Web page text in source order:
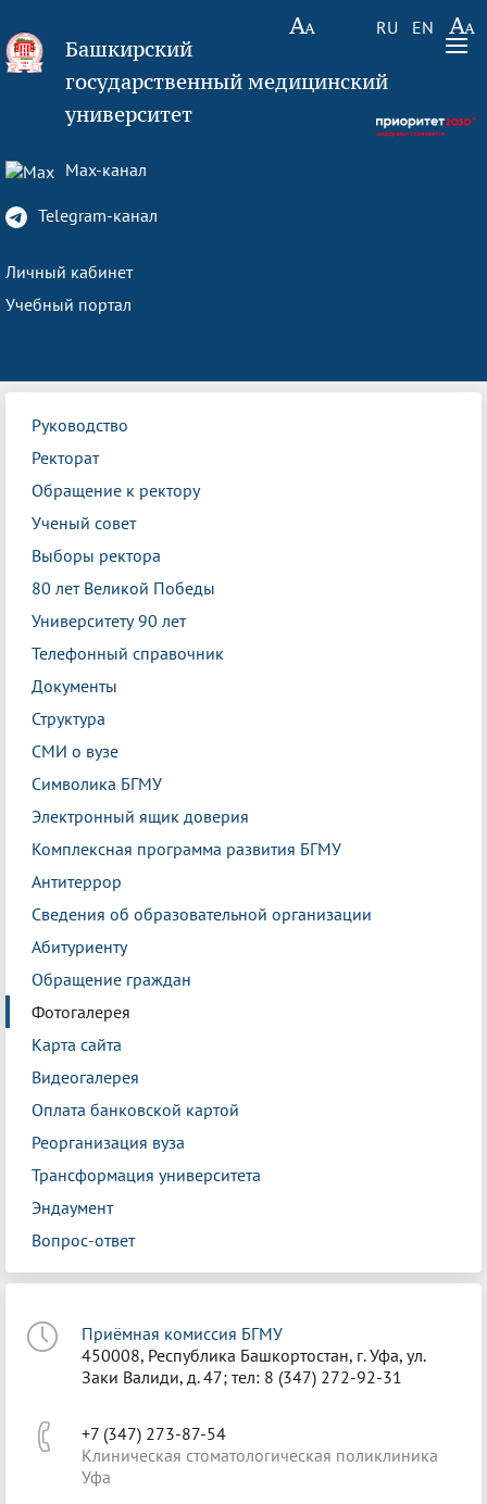
RU EN
Башкирский
государственный медицинский
университет
Max-канал
Telegram-канал
Личный кабинет
Учебный портал
Руководство
Ректорат
Обращение к ректору
Ученый совет
Выборы ректора
80 лет Великой Победы
Университету 90 лет
Телефонный справочник
Документы
Структура
СМИ о вузе
Символика БГМУ
Электронный ящик доверия
Комплексная программа развития БГМУ
Антитеррор
Сведения об образовательной организации
Абитуриенту
Обращение граждан
Фотогалерея
Карта сайта
Видеогалерея
Оплата банковской картой
Реорганизация вуза
Трансформация университета
Эндаумент
Вопрос-ответ
Приёмная комиссия БГМУ
450008, Республика Башкортостан, г. Уфа, ул.
Заки Валиди, д. 47; тел: 8 (347) 272-92-31
+7 (347) 273-87-54
Клиническая стоматологическая поликлиника
Уфа